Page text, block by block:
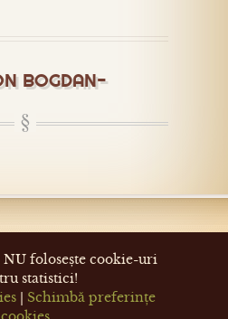
BOGDAN-
NU folosește cookie-uri
statistici!
| Schimbă preferințe